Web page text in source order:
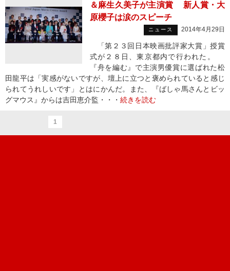
＆麻生久美子が主演賞 新人賞・大
原櫻子は涙のスピーチ
ニュース 2014年4月29日
「第２３回日本映画批評家大賞」授賞
式が２８日、東京都内で行われた。
『舟を編む』で主演男優賞に選ばれた松
田龍平は「実感がないですが、壇上に立つと褒められていると感じ
られてうれしいです」とはにかんだ。また、『ばしゃ馬さんとビッ
グマウス』からは吉田恵介監・・・ 続きを読む
1